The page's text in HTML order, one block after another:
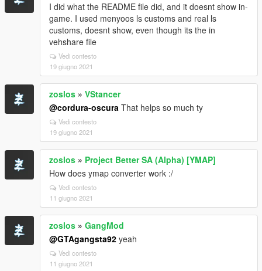
I did what the README file did, and it doesnt show in-
game. I used menyoos ls customs and real ls
customs, doesnt show, even though its the in
vehshare file
Vedi contesto
19 giugno 2021
zoslos » VStancer
@cordura-oscura That helps so much ty
Vedi contesto
19 giugno 2021
zoslos » Project Better SA (Alpha) [YMAP]
How does ymap converter work :/
Vedi contesto
11 giugno 2021
zoslos » GangMod
@GTAgangsta92 yeah
Vedi contesto
11 giugno 2021